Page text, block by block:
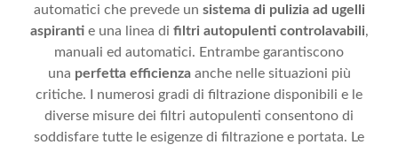
automatici che prevede un sistema di pulizia ad ugelli
aspirantie una linea di filtri autopulenti controlavabili,
manuali ed automatici. Entrambe garantiscono
una perfetta efficienzaanche nelle situazioni più
critiche. I numerosi gradi di filtrazione disponibili e le
diverse misure dei filtri autopulenti consentono di
soddisfare tutte le esigenze di filtrazione e portata. Le